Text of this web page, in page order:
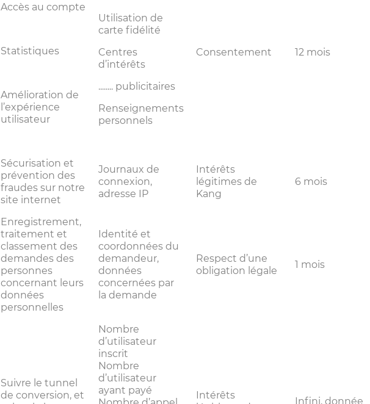
Accès au compte
Statistiques
Amélioration de
l’expérience
utilisateur
Utilisation de
carte fidélité
Centres
d’intérêts
........ publicitaires
Renseignements
personnels
Consentement 12 mois
Sécurisation et
prévention des
fraudes sur notre
site internet
Journaux de
connexion,
adresse IP
Intérêts
légitimes de
Kang
6 mois
Enregistrement,
traitement et
classement des
demandes des
personnes
concernant leurs
données
personnelles
Identité et
coordonnées du
demandeur,
données
concernées par
la demande
Respect d’une
obligation légale
1 mois
Suivre le tunnel
de conversion, et
Nombre
d’utilisateur
inscrit
Nombre
d’utilisateur
ayant payé
Intérêts
Infini, donnée